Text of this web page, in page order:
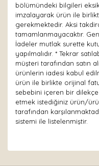
bölümündeki bilgileri
imzalayarak ürün ile
gerekmektedir. Aksi
tamamlanmayacaktır.
İadeler mutlak surette
yapılmalıdır. * Tekrar
müşteri tarafından satın
ürünlerin iadesi kabul
ürün ile birlikte orijinal
sebebini içeren bir
etmek istediğiniz ürün/
tarafından
sistemi ile listelenmiştir.